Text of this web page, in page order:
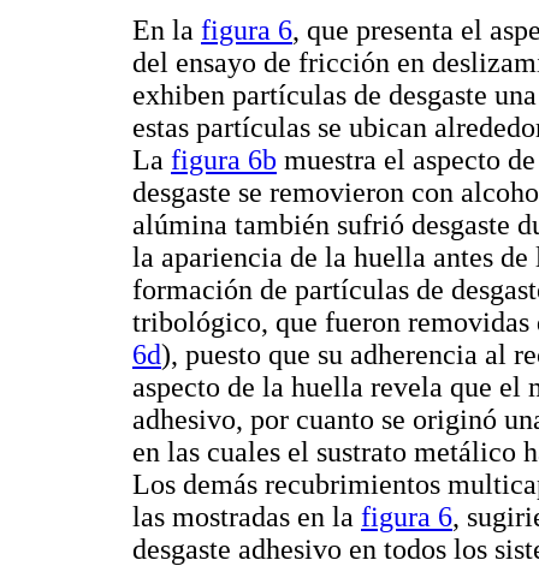
En la figura 6, que presenta el
del ensayo de fricción en
exhiben partículas de desgaste
estas partículas se ubican
La figura 6b muestra el aspecto
desgaste se removieron con
alúmina también sufrió desgaste
la apariencia de la huella antes
formación de partículas de
tribológico, que fueron
6d), puesto que su adherencia al
aspecto de la huella revela que el
adhesivo, por cuanto se originó
en las cuales el sustrato metálico
Los demás recubrimientos
las mostradas en la figura 6,
desgaste adhesivo en todos los